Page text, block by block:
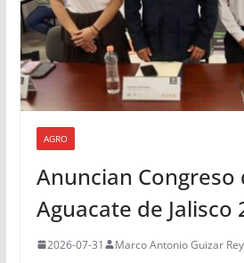
AGRO
Anuncian Congreso
Aguacate de Jalisco
2026-07-31 Marco Antonio Guizar